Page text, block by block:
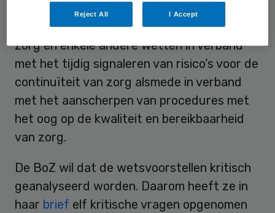
wijziging van de Wet marktordening
gezondheidszorg, de Wet cliëntenrechten
zorg en enkele andere wetten in verband
met het tijdig signaleren van risico’s voor de
continuïteit van zorg alsmede in verband
met het aanscherpen van procedures met
het oog op de kwaliteit en bereikbaarheid
van zorg.
De BoZ wil dat de wetsvoorstellen kritisch
geanalyseerd worden. Daarom heeft ze in
haar brief elf kritische vragen opgenomen
Reject All I Accept